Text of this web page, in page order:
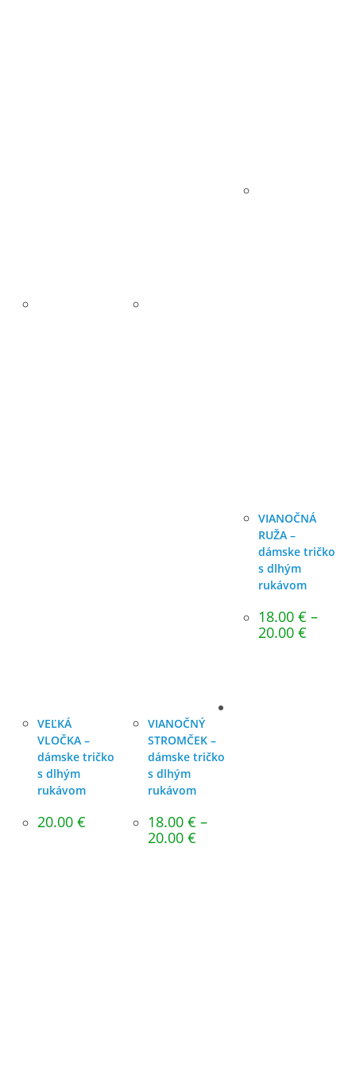
VEĽKÁ
VLOČKA –
dámske tričko
s dlhým
rukávom
20.00€
VIANOČNÝ
STROMČEK –
dámske tričko
s dlhým
rukávom
18.00 € –
20.00 €Price
range:
VIANOČNÁ
RUŽA –
dámske tričko
s dlhým
rukávom
18.00 € –
20.00 €Price
range: